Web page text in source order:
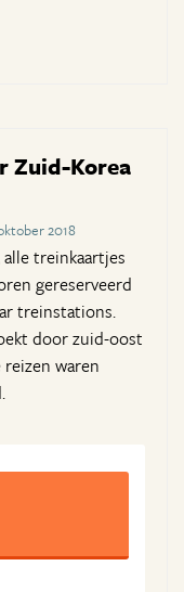
Zuid-Korea
2018
treinkaartjes
gereserveerd
treinstations.
door zuid-oost
reizen waren